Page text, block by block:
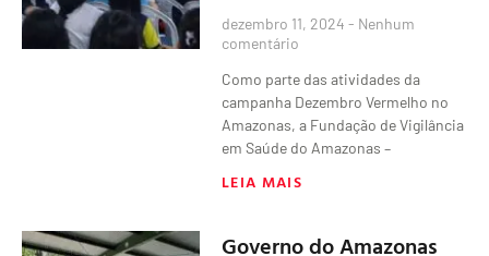
dezembro 11, 2024 Nenhum
comentário
Como parte das atividades da
campanha Dezembro Vermelho no
Amazonas, a Fundação de Vigilância
em Saúde do Amazonas –
LEIA MAIS
Governo do Amazonas